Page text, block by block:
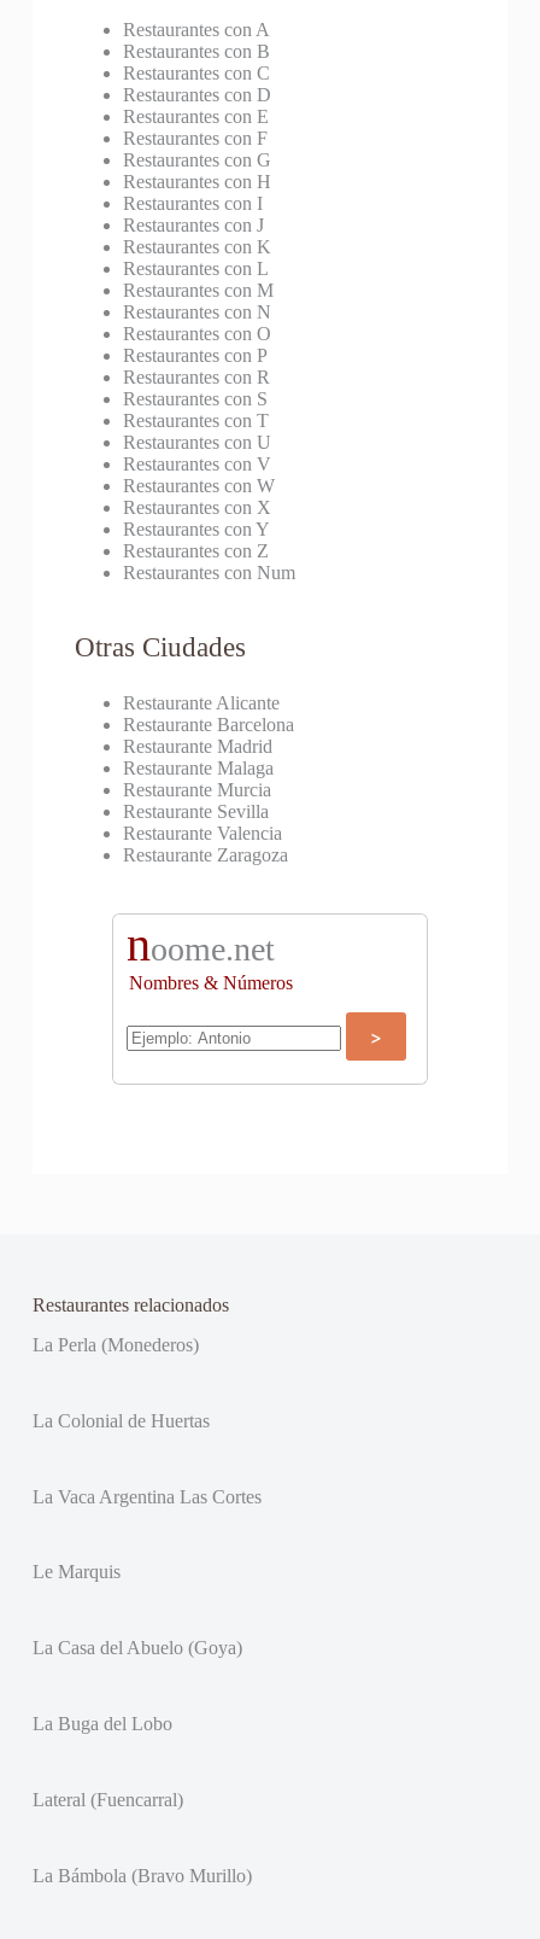
Restaurantes con A
Restaurantes con B
Restaurantes con C
Restaurantes con D
Restaurantes con E
Restaurantes con F
Restaurantes con G
Restaurantes con H
Restaurantes con I
Restaurantes con J
Restaurantes con K
Restaurantes con L
Restaurantes con M
Restaurantes con N
Restaurantes con O
Restaurantes con P
Restaurantes con R
Restaurantes con S
Restaurantes con T
Restaurantes con U
Restaurantes con V
Restaurantes con W
Restaurantes con X
Restaurantes con Y
Restaurantes con Z
Restaurantes con Num
Otras Ciudades
Restaurante Alicante
Restaurante Barcelona
Restaurante Madrid
Restaurante Malaga
Restaurante Murcia
Restaurante Sevilla
Restaurante Valencia
Restaurante Zaragoza
noome.net
Nombres & Números
Restaurantes relacionados
La Perla (Monederos)
La Colonial de Huertas
La Vaca Argentina Las Cortes
Le Marquis
La Casa del Abuelo (Goya)
La Buga del Lobo
Lateral (Fuencarral)
La Bámbola (Bravo Murillo)